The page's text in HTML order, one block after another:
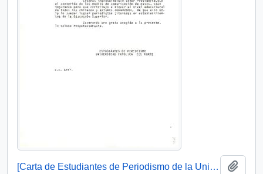
[Carta de Estudiantes de Periodismo de la Universidad Católica del Norte]